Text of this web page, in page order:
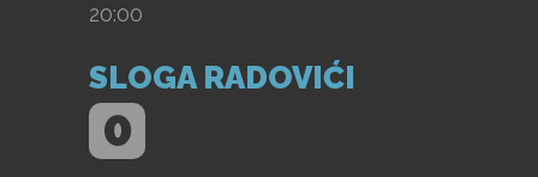
20:00
SLOGA RADOVIĆI
0